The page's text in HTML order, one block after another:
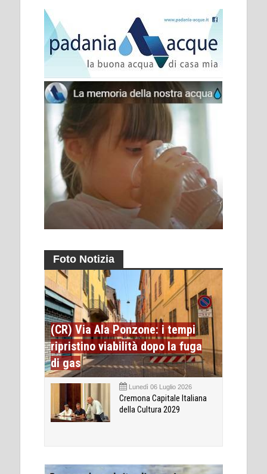
Foto Notizia
(CR) Via Ala Ponzone: i tempi
ripristino viabilità dopo la fuga
di gas
Lunedì 06 Luglio 2026
Cremona Capitale Italiana
della Cultura 2029